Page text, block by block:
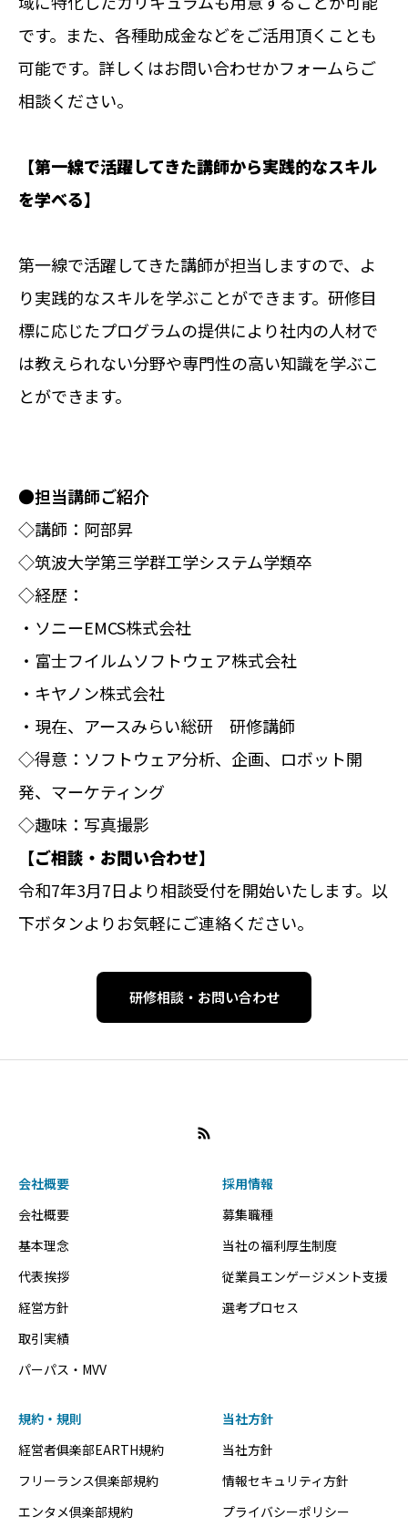
です。また、各種助成金などをご活用頂くことも
可能です。詳しくはお問い合わせかフォームらご
相談ください。
【第一線で活躍してきた講師から実践的なスキル
を学べる】
第一線で活躍してきた講師が担当しますので、よ
り実践的なスキルを学ぶことができます。研修目
標に応じたプログラムの提供により社内の人材で
は教えられない分野や専門性の高い知識を学ぶこ
とができます。
●担当講師ご紹介
◇講師：阿部昇
◇筑波大学第三学群工学システム学類卒
◇経歴：
・ソニーEMCS株式会社
・富士フイルムソフトウェア株式会社
・キヤノン株式会社
・現在、アースみらい総研 研修講師
◇得意：ソフトウェア分析、企画、ロボット開
発、マーケティング
◇趣味：写真撮影
【ご相談・お問い合わせ】
令和7年3月7日より相談受付を開始いたします。以
下ボタンよりお気軽にご連絡ください。
研修相談・お問い合わせ
会社概要
会社概要
基本理念
代表挨拶
経営方針
取引実績
パーパス・MVV
採用情報
募集職種
当社の福利厚生制度
従業員エンゲージメント支援
選考プロセス
規約・規則
経営者俱楽部EARTH規約
フリーランス倶楽部規約
エンタメ倶楽部規約
当社方針
当社方針
情報セキュリティ方針
プライバシーポリシー